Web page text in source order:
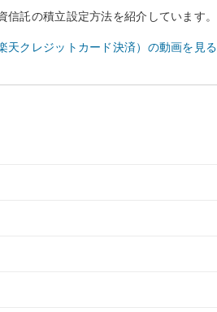
託の積立設定方法を紹介しています。
天クレジットカード決済）の動画を見る